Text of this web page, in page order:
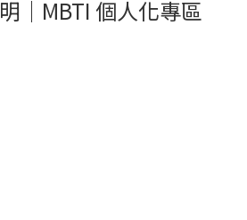
｜MBTI 個人化專區